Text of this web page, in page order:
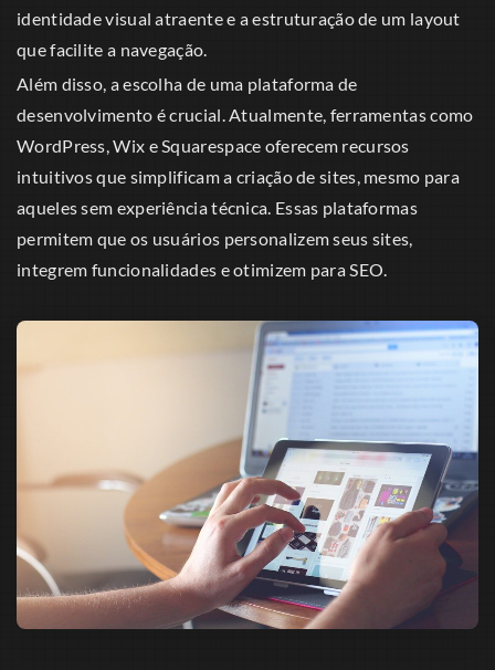
identidade visual atraente e a estruturação de um layout
que facilite a navegação.
Além disso, a escolha de uma plataforma de
desenvolvimento é crucial. Atualmente, ferramentas como
WordPress, Wix e Squarespace oferecem recursos
intuitivos que simplificam a criação de sites, mesmo para
aqueles sem experiência técnica. Essas plataformas
permitem que os usuários personalizem seus sites,
integrem funcionalidades e otimizem para SEO.